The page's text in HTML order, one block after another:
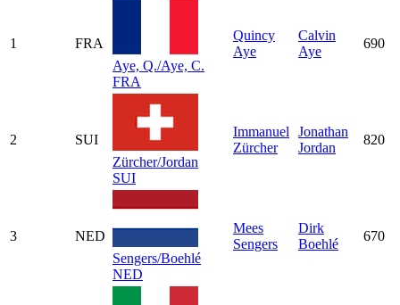
1
FRA
Aye, Q./Aye, C.
FRA
Quincy
Aye
Calvin
Aye
690
2
SUI
Zürcher/Jordan
SUI
Immanuel
Zürcher
Jonathan
Jordan
820
3
NED
Sengers/Boehlé
NED
Mees
Sengers
Dirk
Boehlé
670